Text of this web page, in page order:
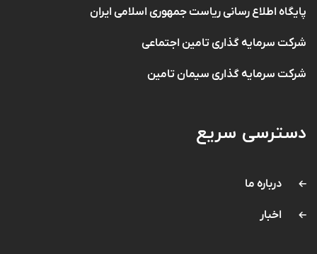
پایگاه اطلاع رسانی ریاست جمهوری اسلامی ایران
شرکت سرمایه گذاری تامین اجتماعی
شرکت سرمایه گذاری سیمان تامین
دسترسی سریع
درباره ما
اخبار